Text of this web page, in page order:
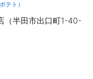
テト）
（半田市出口町1-40-